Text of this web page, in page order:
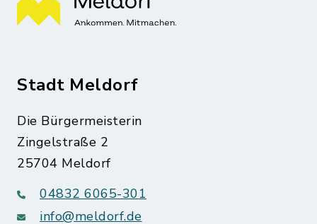
Stadt Meldorf
Die Bürgermeisterin
Zingelstraße 2
25704 Meldorf
04832 6065-301
info@meldorf.de